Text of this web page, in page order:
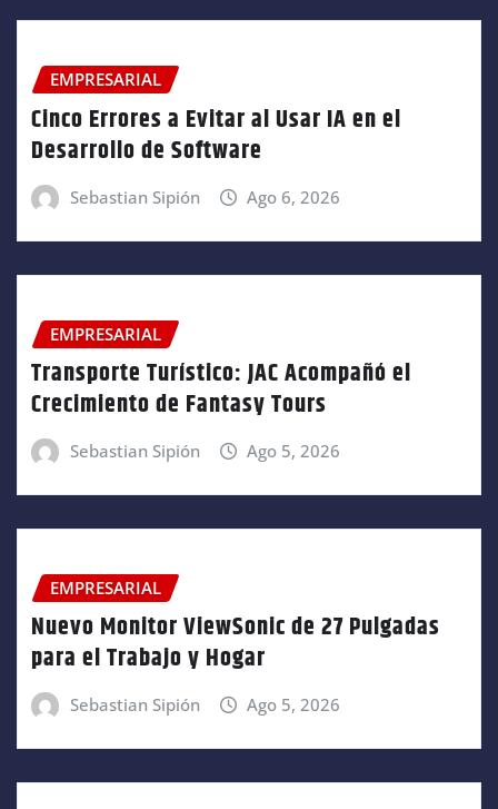
EMPRESARIAL
Cinco Errores a Evitar al Usar IA en el
Desarrollo de Software
Sebastian Sipión Ago 6, 2026
EMPRESARIAL
Transporte Turístico: JAC Acompañó el
Crecimiento de Fantasy Tours
Sebastian Sipión Ago 5, 2026
EMPRESARIAL
Nuevo Monitor ViewSonic de 27 Pulgadas
para el Trabajo y Hogar
Sebastian Sipión Ago 5, 2026